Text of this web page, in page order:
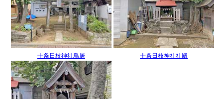
十条日枝神社鳥居 十条日枝神社社殿